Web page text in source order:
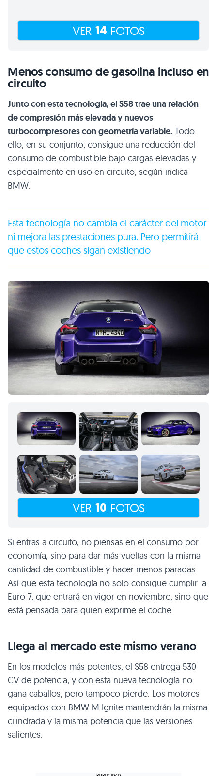
VER 14 FOTOS
Menos consumo de gasolina incluso en
circuito
Junto con esta tecnología, el S58 trae una relación
de compresión más elevada y nuevos
turbocompresores con geometría variable. Todo
ello, en su conjunto, consigue una reducción del
consumo de combustible bajo cargas elevadas y
especialmente en uso en circuito, según indica
BMW.
Esta tecnología no cambia el carácter del motor
ni mejora las prestaciones pura. Pero permitirá
que estos coches sigan existiendo
VER 10 FOTOS
Si entras a circuito, no piensas en el consumo por
economía, sino para dar más vueltas con la misma
cantidad de combustible y hacer menos paradas.
Así que esta tecnología no solo consigue cumplir la
Euro 7, que entrará en vigor en noviembre, sino que
está pensada para quien exprime el coche.
Llega al mercado este mismo verano
En los modelos más potentes, el S58 entrega 530
CV de potencia, y con esta nueva tecnología no
gana caballos, pero tampoco pierde. Los motores
equipados con BMW M Ignite mantendrán la misma
cilindrada y la misma potencia que las versiones
salientes.